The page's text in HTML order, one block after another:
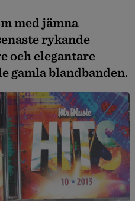
med jämna
rykande
och elegantare
gamla blandbanden.